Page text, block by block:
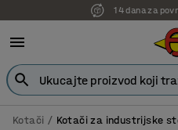
14 dana za
Kotači Kotači za industrijske